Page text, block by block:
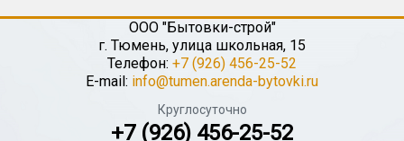
ООО "Бытовки-строй"
г. Тюмень, улица школьная, 15
Телефон: +7 (926) 456-25-52
E-mail: info@tumen.arenda-bytovki.ru
Круглосуточно
+7 (926) 456-25-52